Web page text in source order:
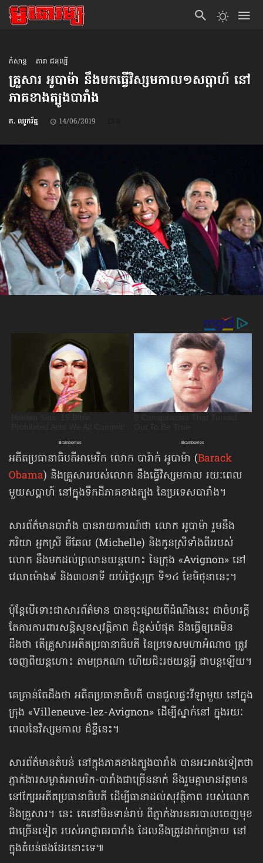
កំសាន្ដ តារា ជនល្បី
គ្រួសារ អូបាម៉ា នឹង​មកធ្វើ​វិស្សមកាល​១សប្ដាហ៍ នៅ​
ភាគ​ខាងត្បូង​បារាំង
ក. ឈូករ័ត្ន 14/06/2019
អតីតប្រធានាធិបតីអាមេរិក លោក បារ៉ាក់ អូបាម៉ា (Barack
Obama) និងគ្រួសាររបស់លោក នឹងធ្វើវិស្សមកាល រយៈពេល
មួយសប្ដាហ៍ នៅក្នុងទឹកដីភាគខាងត្បូង នៃប្រទេសបារាំង។
សារព័ត៌មានបារាំង បានរាយការណ៍ថា លោក អូបាម៉ា រួមនឹង
ភរិយា អ្នកស្រី មីឆែល (Michelle) និងកូនស្រីទាំងពីររបស់
លោក នឹងមកដល់ព្រលានយន្ដហោះ នៃក្រុង «Avignon» នៅ
វេលាម៉ោង៩ និង៣០នាទី យប់ថ្ងៃសុក្រ ទី១៤ ខែមិថុនានេះ។
ប៉ុន្តែបើទោះជាសារព័ត៌មាន បានចុះផ្សាយពីដំណឹងនេះ ជាចំហរក្ដី
តែការការពារ​សន្តិសុខ​សុវត្ថិភាព ដ៏ខ្ពស់បំផុត នឹងធ្វើឲ្យគេមិន
ដឹងថា តើគ្រួសារអតីតប្រធានាធិបតី នៃប្រទេសមហាអំណាច ត្រូវ
ចេញពីយន្ដហោះ តាមច្រកណា ហើយជិះរថយន្ដអ្វី ជាបន្តឡើយ។
គេគ្រាន់តែដឹងថា អតីតប្រធានាធិបតី បានជួលផ្ទះវីឡាមួយ នៅក្នុង
ក្រុង «Villeneuve-lez-Avignon» ដើម្បីស្នាក់នៅ ក្នុងរយៈ
ពេលនៃវិស្សមកាល ដ៏ខ្លីនេះ។
សារព័ត៌មានតំបន់ នៅក្នុងភាគខាងត្បូងបារាំង បានអះអាងទៀតថា
ភ្នាក់ងារសម្ងាត់អាមេរិក-បារាំងជាច្រើននាក់ នឹងរួមគ្នាមានវត្តមាន
នៅក្បែរអតីតប្រធានាធិបតី ដើម្បីធានាដល់សុវត្ថិភាព របស់លោក
និងគ្រួសារ។ នេះ គេនៅមិនទាន់រាប់ ពីភ្នាក់ងារនគរបាល​​ចេញមុខ
ជាច្រើនទៀត របស់អាជ្ញាធរបារាំង ដែលនឹងត្រូវដាក់ពង្រាយ នៅ
ក្នុងតំបន់​ផងដែរ​នោះទេ៕